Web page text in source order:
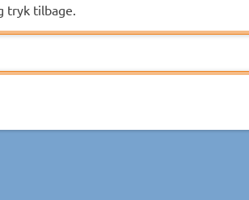
tryk tilbage.